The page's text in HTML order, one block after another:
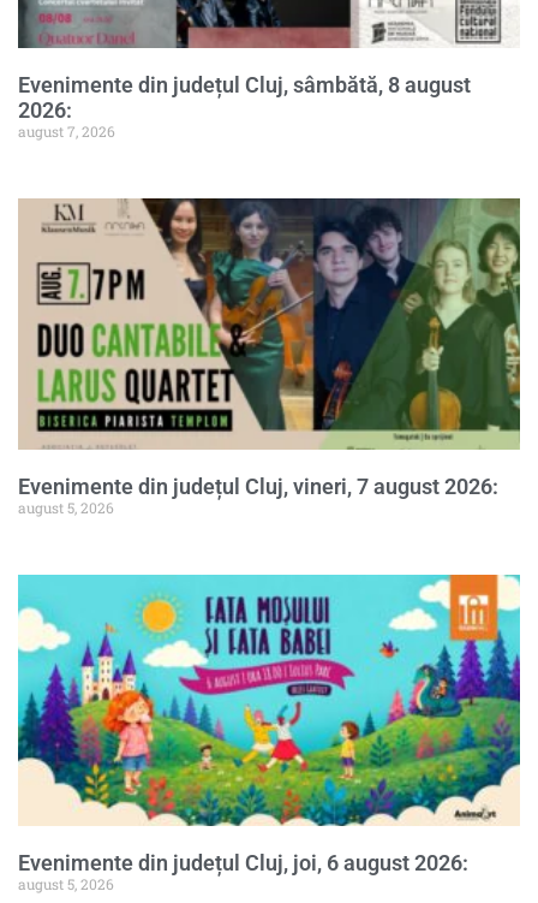
Evenimente din județul Cluj, sâmbătă, 8 august
2026:
august 7, 2026
Evenimente din județul Cluj, vineri, 7 august 2026:
august 5, 2026
Evenimente din județul Cluj, joi, 6 august 2026:
august 5, 2026